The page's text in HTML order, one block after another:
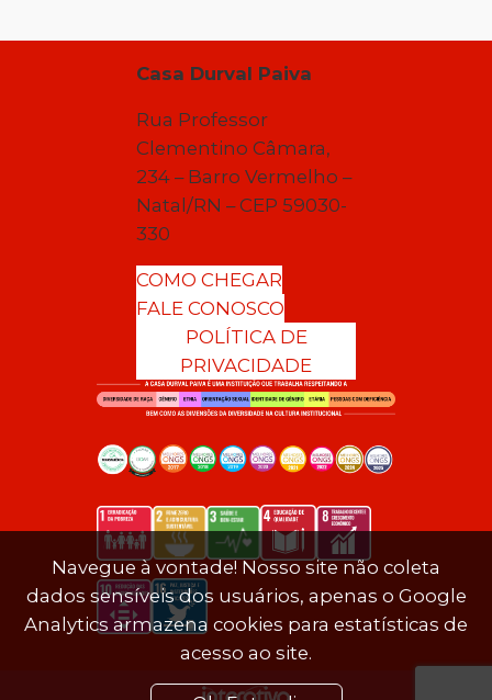
Casa Durval Paiva
Rua Professor
Clementino Câmara,
234 – Barro Vermelho –
Natal/RN – CEP 59030-
330
COMO CHEGAR
FALE CONOSCO
POLÍTICA DE
PRIVACIDADE
Navegue à vontade! Nosso site não coleta
dados sensíveis dos usuários, apenas o Google
Analytics armazena cookies para estatísticas de
acesso ao site.